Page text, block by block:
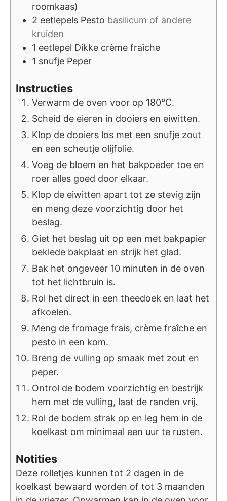
roomkaas)
2 eetlepels Pesto basilicum of andere
kruiden
1 eetlepel Dikke crème fraîche
1 snufje Peper
Instructies
Verwarm de oven voor op 180°C.
Scheid de eieren in dooiers en eiwitten.
Klop de dooiers los met een snufje zout
en een scheutje olijfolie.
Voeg de bloem en het bakpoeder toe en
roer alles goed door elkaar.
Klop de eiwitten apart tot ze stevig zijn
en meng deze voorzichtig door het
beslag.
Giet het beslag uit op een met bakpapier
beklede bakplaat en strijk het glad.
Bak het ongeveer 10 minuten in de oven
tot het lichtbruin is.
Rol het direct in een theedoek en laat het
afkoelen.
Meng de fromage frais, crème fraîche en
pesto in een kom.
Breng de vulling op smaak met zout en
peper.
Ontrol de bodem voorzichtig en bestrijk
hem met de vulling, laat de randen vrij.
Rol de bodem strak op en leg hem in de
koelkast om minimaal een uur te rusten.
Notities
Deze rolletjes kunnen tot 2 dagen in de
koelkast bewaard worden of tot 3 maanden